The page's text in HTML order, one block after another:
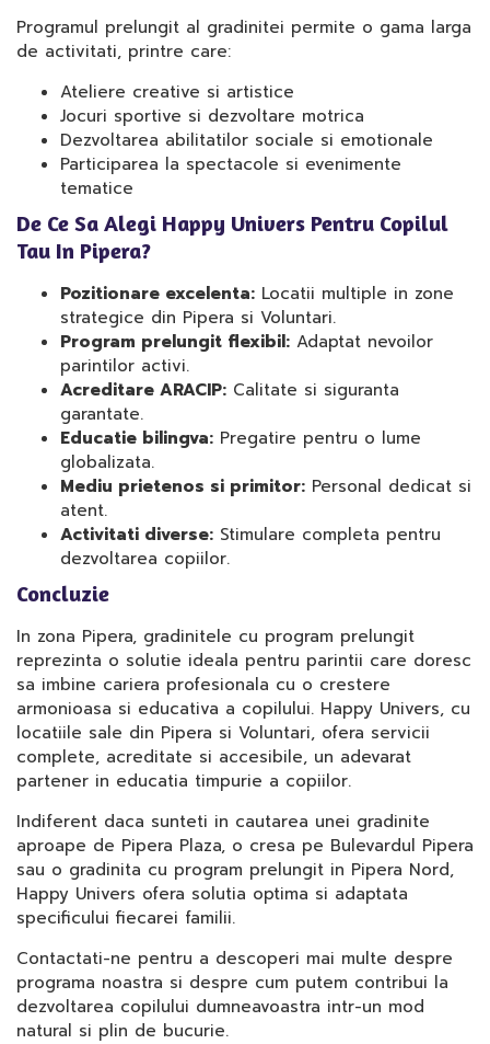
Programul prelungit al gradinitei permite o gama larga
de activitati, printre care:
Ateliere creative si artistice
Jocuri sportive si dezvoltare motrica
Dezvoltarea abilitatilor sociale si emotionale
Participarea la spectacole si evenimente
tematice
De Ce Sa Alegi Happy Univers Pentru Copilul
Tau In Pipera?
Pozitionare excelenta: Locatii multiple in zone
strategice din Pipera si Voluntari.
Program prelungit flexibil: Adaptat nevoilor
parintilor activi.
Acreditare ARACIP: Calitate si siguranta
garantate.
Educatie bilingva: Pregatire pentru o lume
globalizata.
Mediu prietenos si primitor: Personal dedicat si
atent.
Activitati diverse: Stimulare completa pentru
dezvoltarea copiilor.
Concluzie
In zona Pipera, gradinitele cu program prelungit
reprezinta o solutie ideala pentru parintii care doresc
sa imbine cariera profesionala cu o crestere
armonioasa si educativa a copilului. Happy Univers, cu
locatiile sale din Pipera si Voluntari, ofera servicii
complete, acreditate si accesibile, un adevarat
partener in educatia timpurie a copiilor.
Indiferent daca sunteti in cautarea unei gradinite
aproape de Pipera Plaza, o cresa pe Bulevardul Pipera
sau o gradinita cu program prelungit in Pipera Nord,
Happy Univers ofera solutia optima si adaptata
specificului fiecarei familii.
Contactati-ne pentru a descoperi mai multe despre
programa noastra si despre cum putem contribui la
dezvoltarea copilului dumneavoastra intr-un mod
natural si plin de bucurie.